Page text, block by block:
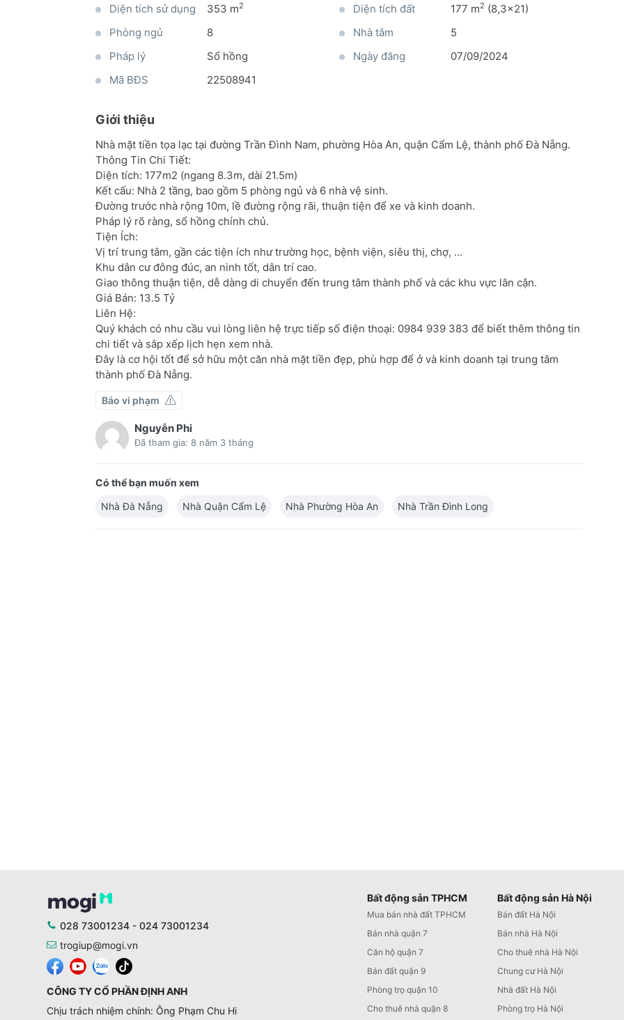
Diện tích sử dụng 353 m2 Diện tích đất 177 m2 (8,3x21)
Phòng ngủ
8 Nhà tắm
5
Pháp lý
Sổ hồng Ngày đăng
07/09/2024
Mã BĐS
22508941
Giới thiệu
Nhà mặt tiền tọa lạc tại đường Trần Đình Nam, phường Hòa An, quận Cẩm Lệ, thành phố Đà Nẵng.
Thông Tin Chi Tiết:
Diện tích: 177m2 (ngang 8.3m, dài 21.5m)
Kết cấu: Nhà 2 tầng, bao gồm 5 phòng ngủ và 6 nhà vệ sinh.
Đường trước nhà rộng 10m, lề đường rộng rãi, thuận tiện để xe và kinh doanh.
Pháp lý rõ ràng, sổ hồng chính chủ.
Tiện Ích:
Vị trí trung tâm, gần các tiện ích như trường học, bệnh viện, siêu thị, chợ, ...
Khu dân cư đông đúc, an ninh tốt, dân trí cao.
Giao thông thuận tiện, dễ dàng di chuyển đến trung tâm thành phố và các khu vực lân cận.
Giá Bán: 13.5 Tỷ
Liên Hệ:
Quý khách có nhu cầu vui lòng liên hệ trực tiếp số điện thoại: 0984 939 383 để biết thêm thông tin
chi tiết và sắp xếp lịch hẹn xem nhà.
Đây là cơ hội tốt để sở hữu một căn nhà mặt tiền đẹp, phù hợp để ở và kinh doanh tại trung tâm
thành phố Đà Nẵng.
Báo vi phạm
Nguyễn Phi
Đã tham gia: 8 năm 3 tháng
Có thể bạn muốn xem
Nhà Đà Nẵng
Nhà Quận Cẩm Lệ Nhà Phường Hòa An Nhà Trần Đình Long
Bất động sản TPHCM
Mua bán nhà đất TPHCM
Bán nhà quận 7
Căn hộ quận 7
Bán đất quận 9
Phòng trọ quận 10
Cho thuê nhà quận 8
Bất động sản Hà Nội
Bán đất Hà Nội
Bán nhà Hà Nội
Cho thuê nhà Hà Nội
Chung cư Hà Nội
Nhà đất Hà Nội
Phòng trọ Hà Nội
028 73001234 - 024 73001234
trogiup@mogi.vn
CÔNG TY CỔ PHẦN ĐỊNH ANH
Chịu trách nhiệm chính: Ông Phạm Chu Hi